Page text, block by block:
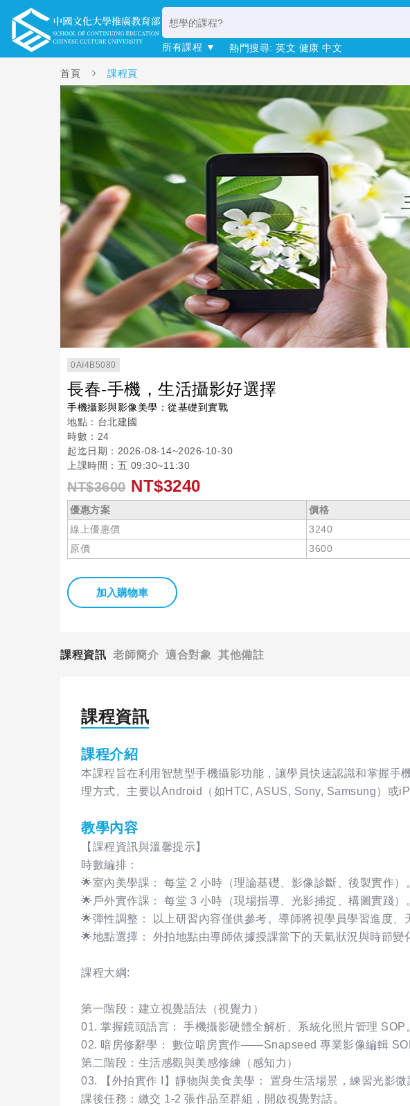
所有課程 ▼ 熱門搜尋: 英文 健康 中文
首頁 課程頁
0AI4B5080
長春-手機，生活攝影好選擇
手機攝影與影像美學：從基礎到實戰
地點：台北建國
時數：24
起迄日期：2026-08-14~2026-10-30
上課時間：五 09:30~11:30
NT$3600 NT$3240
優惠方案 價格
線上優惠價
3240
原價
3600
加入購物車
課程資訊 老師簡介 適合對象 其他備註
課程資訊
課程介紹
本課程旨在利用智慧型手機攝影功能，讓學員快速認識和掌握
理方式。主要以Android（如HTC, ASUS, Sony, Samsung）或
教學內容
【課程資訊與溫馨提示】
時數編排：
​🌟室內美學課： 每堂 2 小時（理論基礎、影像診斷、後製實作）
​🌟戶外實作課： 每堂 3 小時（現場指導、光影捕捉、構圖實踐）
🌟​彈性調整： 以上研習內容僅供參考。導師將視學員學習進度、
🌟​地點選擇： 外拍地點由導師依據授課當下的天氣狀況與時節
課程大綱:
第一階段：建立視覺語法（視覺力）
​01. 掌握鏡頭語言： 手機攝影硬體全解析、系統化照片管理
​02. 暗房修辭學： 數位暗房實作——Snapseed 專業影像編輯
​第二階段：生活感觀與美感修練（感知力）
​03. 【外拍實作 I】靜物與美食美學： 置身生活場景，練習光影微
​課後任務：繳交 1-2 張作品至群組，開啟視覺對話。